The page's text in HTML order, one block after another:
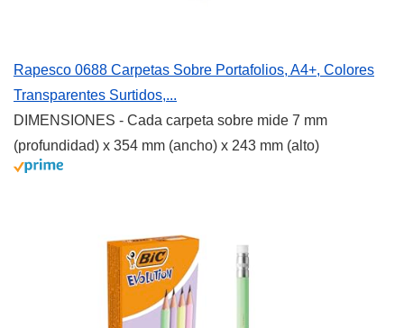
Rapesco 0688 Carpetas Sobre Portafolios, A4+, Colores
Transparentes Surtidos,...
DIMENSIONES - Cada carpeta sobre mide 7 mm
(profundidad) x 354 mm (ancho) x 243 mm (alto)